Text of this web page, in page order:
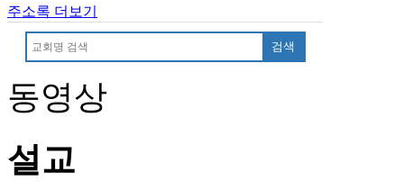
e
규
노
휴
사
주소록 더보기
검색
동영상
설교